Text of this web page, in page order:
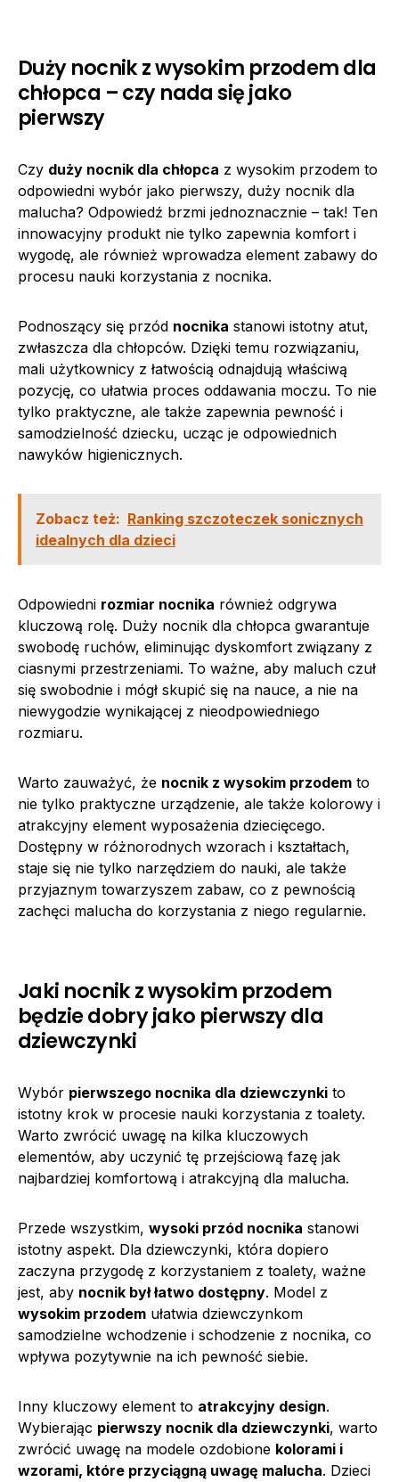
Duży nocnik z wysokim przodem dla
chłopca – czy nada się jako
pierwszy
Czy duży nocnik dla chłopca z wysokim przodem to
odpowiedni wybór jako pierwszy, duży nocnik dla
malucha? Odpowiedź brzmi jednoznacznie – tak! Ten
innowacyjny produkt nie tylko zapewnia komfort i
wygodę, ale również wprowadza element zabawy do
procesu nauki korzystania z nocnika.
Podnoszący się przód nocnika stanowi istotny atut,
zwłaszcza dla chłopców. Dzięki temu rozwiązaniu,
mali użytkownicy z łatwością odnajdują właściwą
pozycję, co ułatwia proces oddawania moczu. To nie
tylko praktyczne, ale także zapewnia pewność i
samodzielność dziecku, ucząc je odpowiednich
nawyków higienicznych.
Zobacz też: Ranking szczoteczek sonicznych
idealnych dla dzieci
Odpowiedni rozmiar nocnika również odgrywa
kluczową rolę. Duży nocnik dla chłopca gwarantuje
swobodę ruchów, eliminując dyskomfort związany z
ciasnymi przestrzeniami. To ważne, aby maluch czuł
się swobodnie i mógł skupić się na nauce, a nie na
niewygodzie wynikającej z nieodpowiedniego
rozmiaru.
Warto zauważyć, że nocnik z wysokim przodem to
nie tylko praktyczne urządzenie, ale także kolorowy i
atrakcyjny element wyposażenia dziecięcego.
Dostępny w różnorodnych wzorach i kształtach,
staje się nie tylko narzędziem do nauki, ale także
przyjaznym towarzyszem zabaw, co z pewnością
zachęci malucha do korzystania z niego regularnie.
Jaki nocnik z wysokim przodem
będzie dobry jako pierwszy dla
dziewczynki
Wybór pierwszego nocnika dla dziewczynki to
istotny krok w procesie nauki korzystania z toalety.
Warto zwrócić uwagę na kilka kluczowych
elementów, aby uczynić tę przejściową fazę jak
najbardziej komfortową i atrakcyjną dla malucha.
Przede wszystkim, wysoki przód nocnika stanowi
istotny aspekt. Dla dziewczynki, która dopiero
zaczyna przygodę z korzystaniem z toalety, ważne
jest, aby nocnik był łatwo dostępny. Model z
wysokim przodem ułatwia dziewczynkom
samodzielne wchodzenie i schodzenie z nocnika, co
wpływa pozytywnie na ich pewność siebie.
Inny kluczowy element to atrakcyjny design.
Wybierając pierwszy nocnik dla dziewczynki, warto
zwrócić uwagę na modele ozdobione kolorami i
wzorami, które przyciągną uwagę malucha. Dzieci